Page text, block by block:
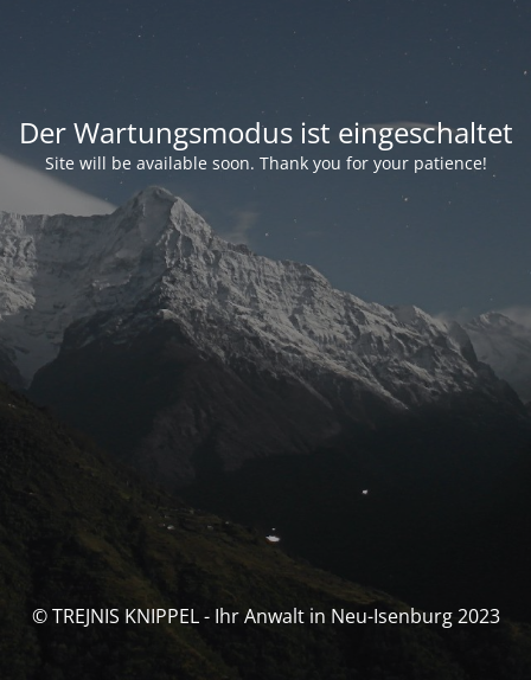
Der Wartungsmodus ist eingeschaltet
Site will be available soon. Thank you for your patience!
© TREJNIS KNIPPEL - Ihr Anwalt in Neu-Isenburg 2023